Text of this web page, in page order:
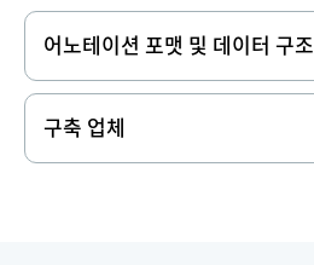
어노테이션 포맷 및 데이터 구조
구축 업체